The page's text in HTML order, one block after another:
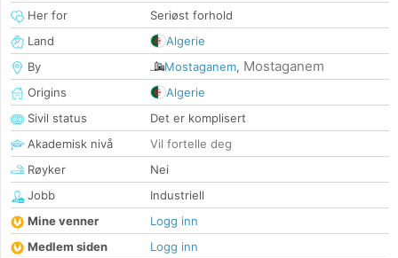
Her for
Seriøst forhold
Land
Algerie
By
Mostaganem, Mostaganem
Origins
Algerie
Sivil status
Det er komplisert
Akademisk nivå
Vil fortelle deg
Røyker
Nei
Jobb
Industriell
Mine venner
Logg inn
Medlem siden
Logg inn